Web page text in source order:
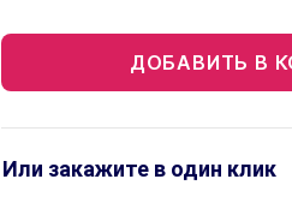
ДОБАВИТЬ В
Или закажите в один клик